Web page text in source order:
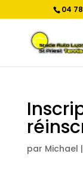
04
par Michael |